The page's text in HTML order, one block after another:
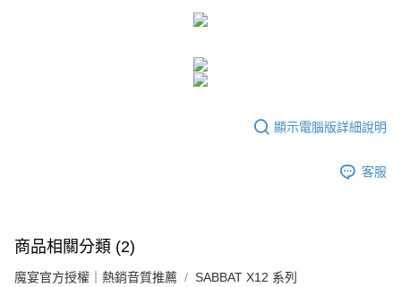
顯示電腦版詳細說明
客服
商品相關分類 (2)
魔宴官方授權｜熱銷音質推薦 SABBAT X12 系列